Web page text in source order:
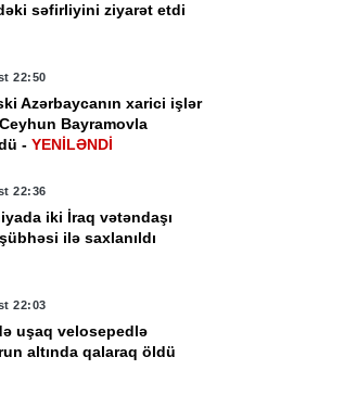
səfirliyini ziyarət etdi
22:50
Azərbaycanın xarici işlər
Bayramovla
- YENİLƏNDİ
22:36
iki İraq vətəndaşı
ilə saxlanıldı
22:03
uşaq velosepedlə
altında qalaraq öldü